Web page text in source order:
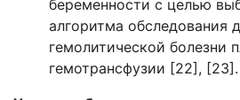
беременности с целью
алгоритма обследования
гемолитической болезни
гемотрансфузии [22], [23].